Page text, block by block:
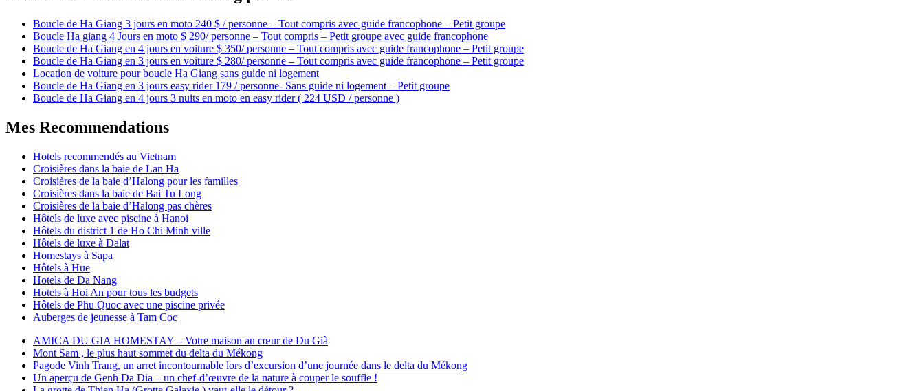
Boucle de Ha Giang 3 jours en moto 240 $ / personne – Tout compris avec guide francophone – Petit groupe
Boucle Ha giang 4 Jours en moto $ 290/ personne – Tout compris – Petit groupe avec guide francophone
Boucle de Ha Giang en 4 jours en voiture $ 350/ personne – Tout compris avec guide francophone – Petit groupe
Boucle de Ha Giang en 3 jours en voiture $ 280/ personne – Tout compris avec guide francophone – Petit groupe
Location de voiture pour boucle Ha Giang sans guide ni logement
Boucle de Ha Giang en 3 jours easy rider 179 / personne- Sans guide ni logement – Petit groupe
Boucle de Ha Giang en 4 jours 3 nuits en moto en easy rider ( 224 USD / personne )
Mes Recommendations
Hotels recommendés au Vietnam
Croisières dans la baie de Lan Ha
Croisières de la baie d’Halong pour les familles
Croisières dans la baie de Bai Tu Long
Croisières de la baie d’Halong pas chères
Hôtels de luxe avec piscine à Hanoi
Hôtels du district 1 de Ho Chi Minh ville
Hôtels de luxe à Dalat
Homestays à Sapa
Hôtels à Hue
Hotels de Da Nang
Hotels à Hoi An pour tous les budgets
Hôtels de Phu Quoc avec une piscine privée
Auberges de jeunesse à Tam Coc
AMICA DU GIA HOMESTAY – Votre maison au cœur de Du Già
Mont Sam , le plus haut sommet du delta du Mékong
Pagode Vinh Trang, un arret incontournable lors d’excursion d’une journée dans le delta du Mékong
Un aperçu de Genh Da Dia – un chef-d’œuvre de la nature à couper le souffle !